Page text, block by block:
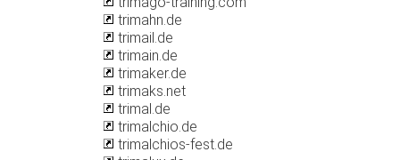
trimahn.de
trimail.de
trimain.de
trimaker.de
trimaks.net
trimal.de
trimalchio.de
trimalchios-fest.de